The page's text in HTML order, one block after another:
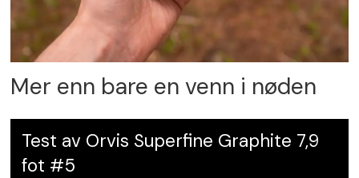
Mer enn bare en venn i nøden
Test av Orvis Superfine Graphite 7,9
fot #5